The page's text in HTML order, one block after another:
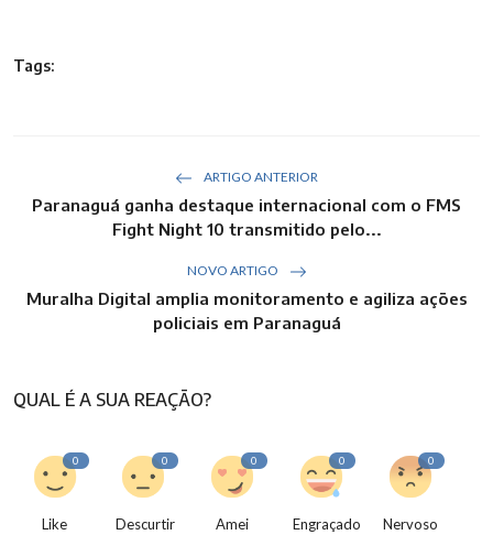
Tags:
ARTIGO ANTERIOR
Paranaguá ganha destaque internacional com o FMS
Fight Night 10 transmitido pelo...
NOVO ARTIGO
Muralha Digital amplia monitoramento e agiliza ações
policiais em Paranaguá
QUAL É A SUA REAÇÃO?
0
Like
0
Descurtir
0
Amei
0
Engraçado
0
Nervoso